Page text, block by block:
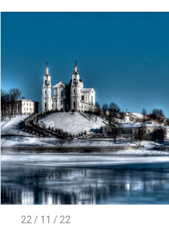
22 / 11 / 22